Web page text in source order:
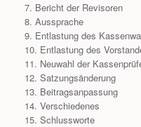
7. Bericht der Revisoren
8. Aussprache
9. Entlastung des
10. Entlastung des
11. Neuwahl der
12. Satzungsänderung
13. Beitragsanpassung
14. Verschiedenes
15. Schlussworte